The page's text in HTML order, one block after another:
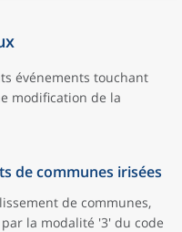
événements touchant
modification de la
de communes irisées
de communes,
la modalité '3' du code